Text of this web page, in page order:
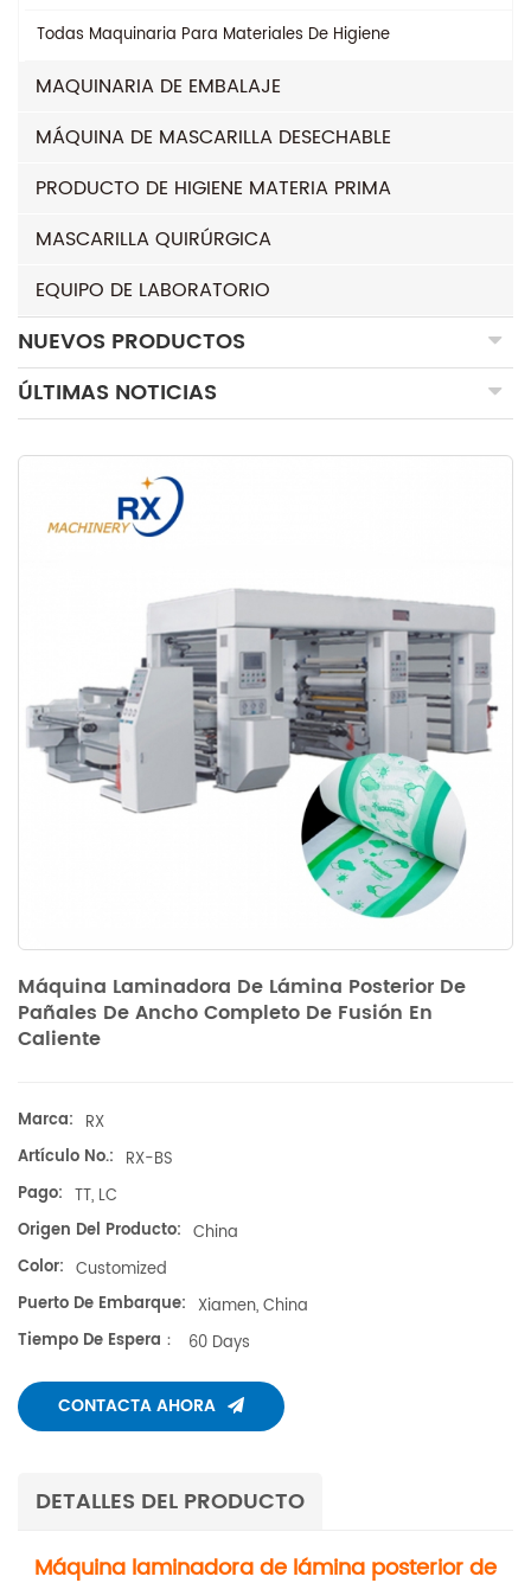
Todas Maquinaria Para Materiales De Higiene
MAQUINARIA DE EMBALAJE
MÁQUINA DE MASCARILLA DESECHABLE
PRODUCTO DE HIGIENE MATERIA PRIMA
MASCARILLA QUIRÚRGICA
EQUIPO DE LABORATORIO
NUEVOS PRODUCTOS
ÚLTIMAS NOTICIAS
Máquina Laminadora De Lámina Posterior De
Pañales De Ancho Completo De Fusión En
Caliente
Marca: RX
Artículo No.: RX-BS
Pago: TT, LC
Origen Del Producto: China
Color: Customized
Puerto De Embarque: Xiamen, China
Tiempo De Espera：
60 Days
CONTACTA AHORA
DETALLES DEL PRODUCTO
Máquina laminadora de lámina posterior de